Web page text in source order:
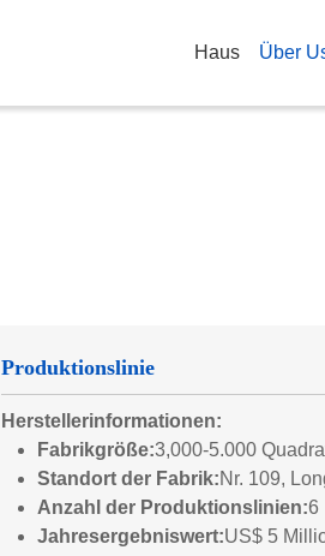
Haus Über
Produktionslinie
Herstellerinformationen:
Fabrikgröße:3,000-5.000
Standort der Fabrik:Nr. 109,
Anzahl der Produktionslinien:6
Jahresergebniswert:US$ 5